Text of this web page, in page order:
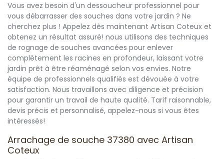
Vous avez besoin d'un dessoucheur professionnel pour
vous débarrasser des souches dans votre jardin ? Ne
cherchez plus ! Appelez dès maintenant Artisan Coteux et
obtenez un résultat assuré! nous utilisons des techniques
de rognage de souches avancées pour enlever
complètement les racines en profondeur, laissant votre
jardin prêt à être réaménagé selon vos envies. Notre
équipe de professionnels qualifiés est dévouée à votre
satisfaction. Nous travaillons avec diligence et précision
pour garantir un travail de haute qualité. Tarif raisonnable,
devis précis et personnalisé, appelez-nous si vous êtes
intéressés!
Arrachage de souche 37380 avec Artisan
Coteux